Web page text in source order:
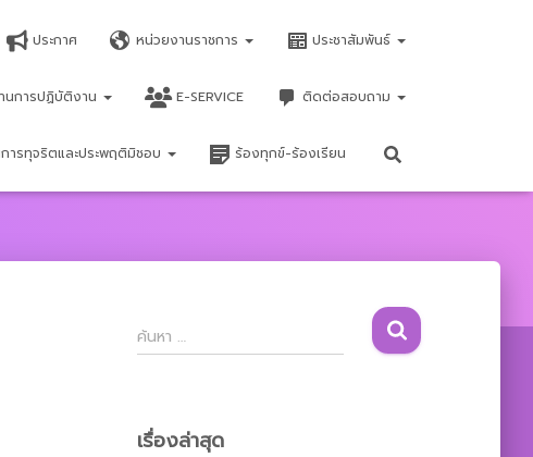
ประกาศ หน่วยงานราชการ ประชาสัมพันธ์
นการปฏิบัติงาน E-SERVICE ติดต่อสอบถาม
ารทุจริตและประพฤติมิชอบ ร้องทุกข์-ร้องเรียน
ค้
น
สำ
ค้นหา …
เรื่องล่าสุด